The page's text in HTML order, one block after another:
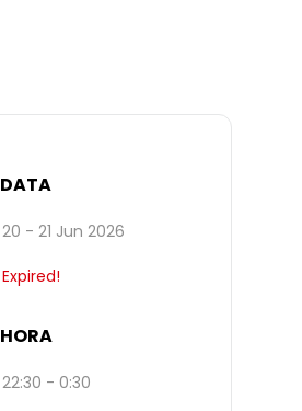
DATA
20 - 21 Jun 2026
Expired!
HORA
22:30 - 0:30